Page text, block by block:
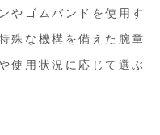
やゴムバンドを使用す
殊な機構を備えた腕章
使用状況に応じて選ぶ